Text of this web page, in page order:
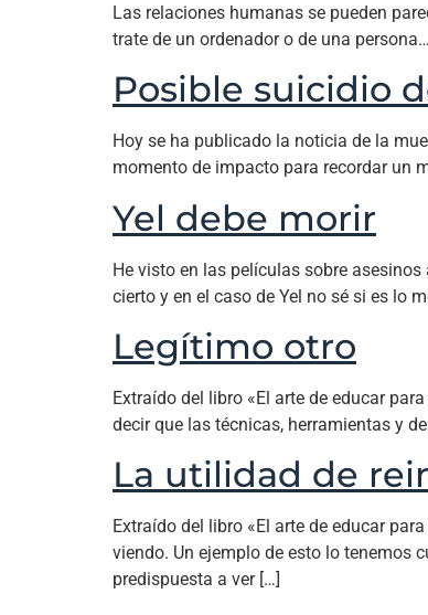
Las relaciones humanas se pueden
trate de un ordenador o de una
Posible suicidio
Hoy se ha publicado la noticia de la
momento de impacto para recordar un
Yel debe morir
He visto en las películas sobre
cierto y en el caso de Yel no sé si es lo
Legítimo otro
Extraído del libro «El arte de educar
decir que las técnicas, herramientas y
La utilidad de
Extraído del libro «El arte de educar
viendo. Un ejemplo de esto lo tenemos
predispuesta a ver […]